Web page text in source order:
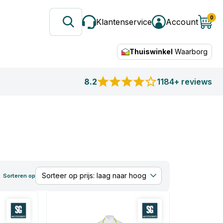
Klantenservice Account 0
Thuiswinkel Waarborg
8.2 1184+ reviews
Sorteren op